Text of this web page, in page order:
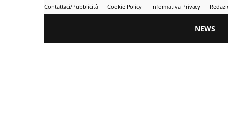
Contattaci/Pubblicità Cookie Policy Informativa Privacy
Gametimers
NEWS